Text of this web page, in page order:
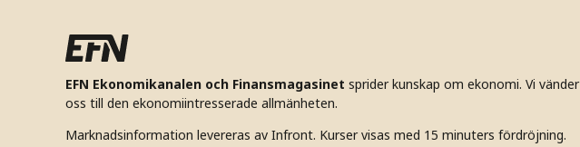
EFN Ekonomikanalen och Finansmagasinet sprider kunskap om ekonomi. Vi vänder
oss till den ekonomiintresserade allmänheten.
Marknadsinformation levereras av Infront. Kurser visas med 15 minuters fördröjning.